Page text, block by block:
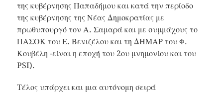
της κυβέρνησης Παπαδήμου και κατά την περίοδο
της κυβέρνησης της Νέας Δημοκρατίας με
πρωθυπουργό τον Α. Σαμαρά και με συμμάχους το
ΠΑΣΟΚ του Ε. Βενιζέλου και τη ΔΗΜΑΡ του Φ.
Κουβέλη -είναι η εποχή του 2ου μνημονίου και του
PSI).
Τέλος υπάρχει και μια αυτόνομη σειρά